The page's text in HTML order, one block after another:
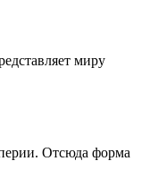
миру
Отсюда форма